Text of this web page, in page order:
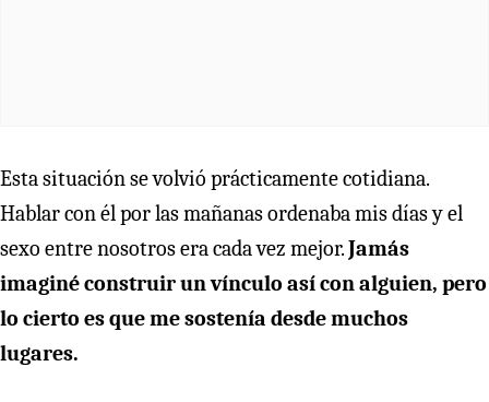
Esta situación se volvió prácticamente cotidiana.
Hablar con él por las mañanas ordenaba mis días y el
sexo entre nosotros era cada vez mejor.Jamás
imaginé construir un vínculo así con alguien, pero
lo cierto es que me sostenía desde muchos
lugares.